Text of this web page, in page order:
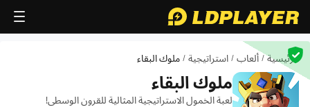
الرئيسية / ألعاب / استراتيجية / ملوك البقاء
ملوك البقاء
لعبة الخمول الاستراتيجية المثالية للقرون الوسطى!